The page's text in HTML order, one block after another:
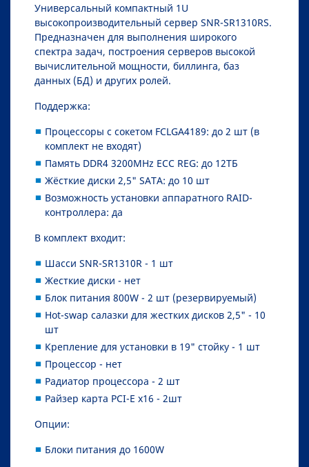
Универсальный компактный 1U
высокопроизводительный сервер SNR-SR1310RS.
Предназначен для выполнения широкого
спектра задач, построения серверов высокой
вычислительной мощности, биллинга, баз
данных (БД) и других ролей.
Поддержка:
Процессоры с сокетом FСLGA4189: до 2 шт (в
комплект не входят)
Память DDR4 3200MHz ECC REG: до 12ТБ
Жёсткие диски 2,5" SATA: до 10 шт
Возможность установки аппаратного RAID-
контроллера: да
В комплект входит:
Шасси SNR-SR1310R - 1 шт
Жесткие диски - нет
Блок питания 800W - 2 шт (резервируемый)
Hot-swap салазки для жестких дисков 2,5" - 10
шт
Крепление для установки в 19" стойку - 1 шт
Процессор - нет
Радиатор процессора - 2 шт
Райзер карта PCI-E x16 - 2шт
Опции:
Блоки питания до 1600W